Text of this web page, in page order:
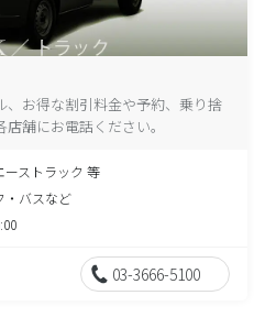
、お得な割引料金や予約、乗り捨
舗にお電話ください。
ーストラック 等
・バスなど
03-3666-5100